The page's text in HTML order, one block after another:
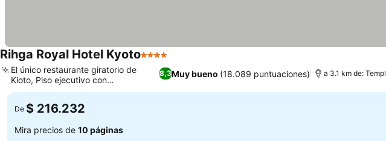
Rihga Royal Hotel Kyoto4 Estrellas
8,3Muy bueno (18.089 puntuaciones)
El único restaurante giratorio de
Kioto, Piso ejecutivo con
comodidades mejoradas
a 3.1 km de:
De $ 216.232
Mira precios de 10 páginas